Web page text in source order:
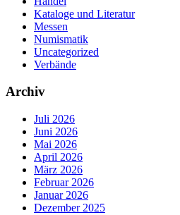
Kataloge und Literatur
Messen
Numismatik
Uncategorized
Verbände
Archiv
Juli 2026
Juni 2026
Mai 2026
April 2026
März 2026
Februar 2026
Januar 2026
Dezember 2025